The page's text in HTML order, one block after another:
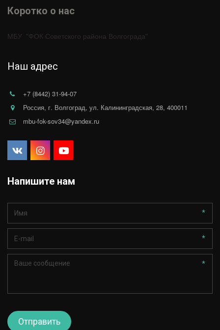
Коротко о нас
МБУ  "ФОК Советского района Волгограда"
Наш адрес
+7 (8442) 31-94-07
Россия, г. Волгоград, ул. Калининградская, 28, 400011
mbu-fok-sov34@yandex.ru
Напишите нам
*
*
*
Отправить